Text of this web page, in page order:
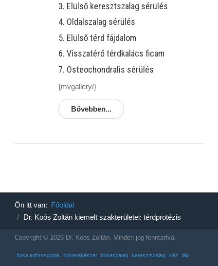
3. Elülső keresztszalag sérülés
4. Oldalszalag sérülés
5. Elülső térd fájdalom
6. Visszatérő térdkalács ficam
7. Osteochondralis sérülés
{mvgallery/}
Bővebben...
Ön itt van: Főoldal
Dr. Koós Zoltán kiemelt szakterületei: térdprotézis
Copyright © 2026 Dr. Koós Zoltán. Minden jog fenntartva.
boka arthroscopia bokasebészet bokaszalag keresztszalag kéz láb